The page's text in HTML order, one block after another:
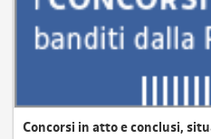
Concorsi in atto e conclusi,